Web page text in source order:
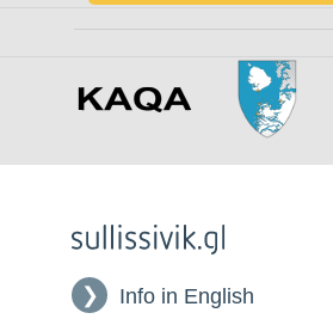
Info in English